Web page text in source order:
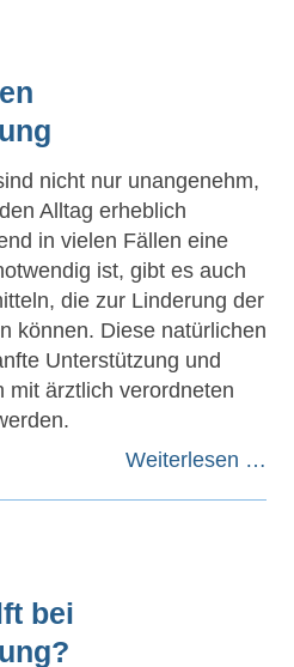
nicht nur unangenehm,
Alltag erheblich
in vielen Fällen eine
ist, gibt es auch
die zur Linderung der
können. Diese natürlichen
Unterstützung und
mit ärztlich verordneten
Weiterlesen …
bei